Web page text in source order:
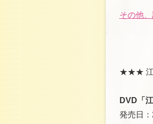
その他
★★★ 江
DVD「
発売日：